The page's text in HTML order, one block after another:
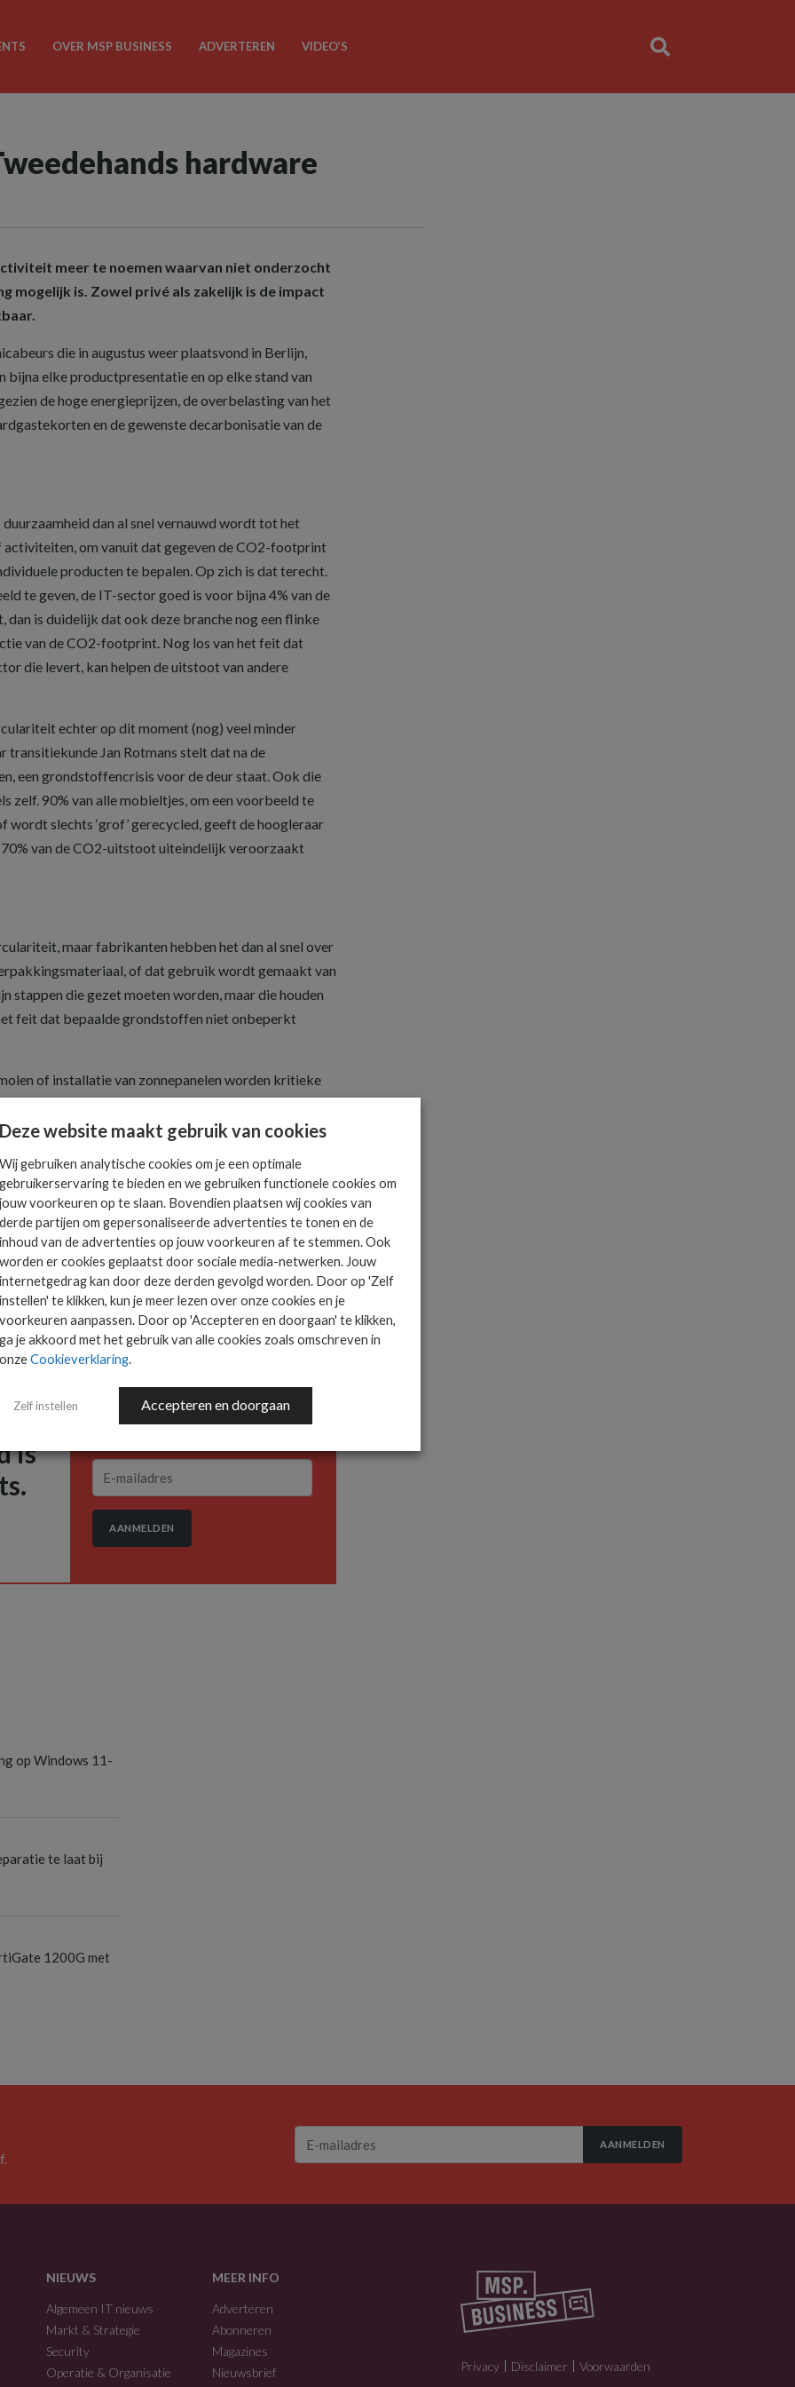
OVER MSP BUSINESS ADVERTEREN VIDEO’S
hardware
meer te noemen waarvan niet onderzocht
mogelijk is. Zowel privé als zakelijk is de impact
die in augustus weer plaatsvond in Berlijn,
bijna elke productpresentatie en op elke stand van
de hoge energieprijzen, de overbelasting van het
en de gewenste decarbonisatie van de
dan al snel vernauwd wordt tot het
om vanuit dat gegeven de CO2-footprint
producten te bepalen. Op zich is dat terecht.
te geven, de IT-sector goed is voor bijna 4% van de
is duidelijk dat ook deze branche nog een flinke
van de CO2-footprint. Nog los van het feit dat
die levert, kan helpen de uitstoot van andere
echter op dit moment (nog) veel minder
transitiekunde Jan Rotmans stelt dat na de
een grondstoffencrisis voor de deur staat. Ook die
zelf. 90% van alle mobieltjes, om een voorbeeld te
wordt slechts ‘grof’ gerecycled, geeft de hoogleraar
70% van de CO2-uitstoot uiteindelijk veroorzaakt
maar fabrikanten hebben het dan al snel over
of dat gebruik wordt gemaakt van
stappen die gezet moeten worden, maar die houden
feit dat bepaalde grondstoffen niet onbeperkt
of installatie van zonnepanelen worden kritieke
van deze metalen is de energietransitie niet te
dan nu het geval is bij het ontwerpen van devices
van materiaal belangrijker is dan ooit.
tijd een marginale business geweest. Het rijden
probleem, maar een tweede leven voor een
En dat terwijl hardware door het
veel minder snel veroudert dan voorheen. Auto’s
tweede leven, glas en papier worden gerecycled.
bij IT-hardware.
is
Het allerlaatste ICT
AANMELDEN
op Windows 11-
te laat bij
1200G met
AANMELDEN
NIEUWS
Algemeen IT nieuws
Markt & Strategie
Security
Operatie & Organisatie
MEER INFO
Adverteren
Abonneren
Magazines
Nieuwsbrief
Privacy Disclaimer Voorwaarden
Deze website maakt gebruik van cookies
Wij gebruiken analytische cookies om je een optimale
gebruikerservaring te bieden en we gebruiken functionele cookies om
jouw voorkeuren op te slaan. Bovendien plaatsen wij cookies van
derde partijen om gepersonaliseerde advertenties te tonen en de
inhoud van de advertenties op jouw voorkeuren af te stemmen. Ook
worden er cookies geplaatst door sociale media-netwerken. Jouw
internetgedrag kan door deze derden gevolgd worden. Door op 'Zelf
instellen' te klikken, kun je meer lezen over onze cookies en je
voorkeuren aanpassen. Door op 'Accepteren en doorgaan' te klikken,
ga je akkoord met het gebruik van alle cookies zoals omschreven in
onzeCookieverklaring.
Zelf instellen Accepteren en doorgaan